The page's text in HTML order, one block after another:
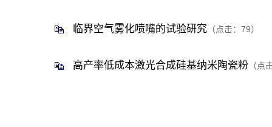
临界空气雾化喷嘴的试验研究 （点击： 79）
高产率低成本激光合成硅基纳米陶瓷粉 （点